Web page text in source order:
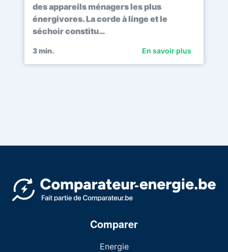
des appareils ménagers les plus
énergivores. La corde à linge et le
séchoir constitu…
3min. En savoir plus
Comparer
Energie